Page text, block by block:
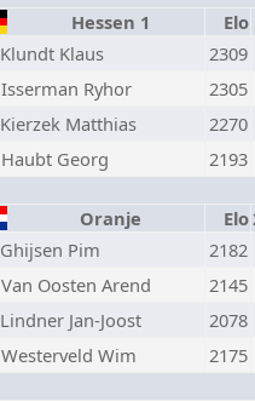
Hessen 1 Elo
Klundt Klaus 2309
Isserman Ryhor 2305
Kierzek Matthias 2270
Haubt Georg 2193
Oranje Elo
Ghijsen Pim 2182
Van Oosten Arend 2145
Lindner Jan-Joost 2078
Westerveld Wim 2175